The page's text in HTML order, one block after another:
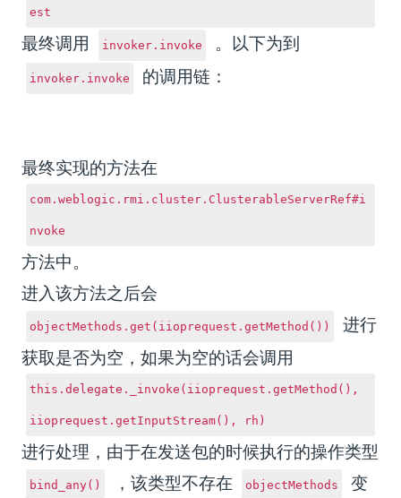
est
最终调用 invoker.invoke 。 以下为到
invoker.invoke 的调用链：
最终实现的方法在
com.weblogic.rmi.cluster.ClusterableServerRef#i
nvoke
方法中。
进入该方法之后会
objectMethods.get(iioprequest.getMethod())
进行
获取是否为空，如果为空的话会调用
this.delegate._invoke(iioprequest.getMethod(),
iioprequest.getInputStream(), rh)
进行处理，由于在发送包的时候执行的操作类型
bind_any() ，该类型不存在 objectMethods
变